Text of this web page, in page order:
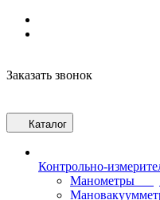
Заказать звонок
Каталог
Контрольно-
Манометры